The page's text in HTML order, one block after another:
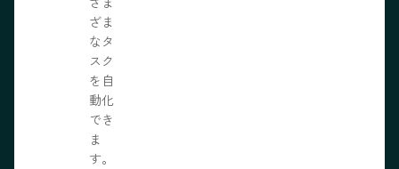
ざま
なタ
スク
を自
動化
でき
ま
す。